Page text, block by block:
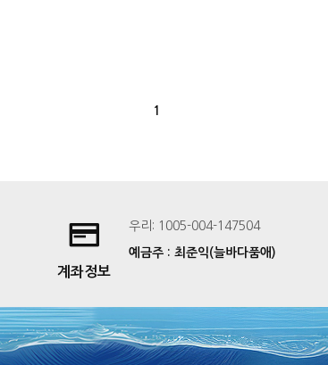
1
계좌정보
우리: 1005-004-147504
예금주 : 최준익(늘바다품애)